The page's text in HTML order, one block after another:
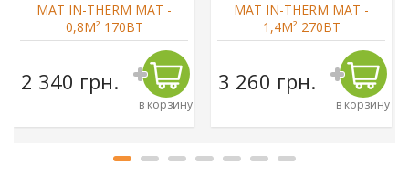
МАТ IN-THERM MAT -
0,8М² 170ВТ
2 340 грн.
в корзину
МАТ IN-THERM MAT -
1,4М² 270ВТ
3 260 грн.
в корзину